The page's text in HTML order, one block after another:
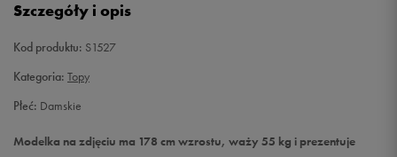
Szczegóły i opis
Kod produktu: S1527
Kategoria: Topy
Płeć: Damskie
Modelka na zdjęciu ma 178 cm wzrostu, waży 55 kg i prezentuje